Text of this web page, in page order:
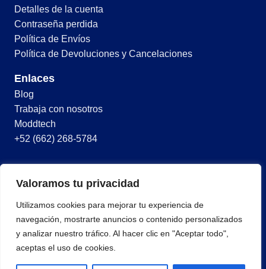
Valoramos tu privacidad
Utilizamos cookies para mejorar tu experiencia de
navegación, mostrarte anuncios o contenido personalizados
y analizar nuestro tráfico. Al hacer clic en "Aceptar todo",
aceptas el uso de cookies.
Detalles de la cuenta
Contraseña perdida
Política de Envíos
Política de Devoluciones y Cancelaciones
Enlaces
Blog
Trabaja con nosotros
Moddtech
+52 (662) 268-5784
© 2026 Todos los derechos reservados
Política de privacidad